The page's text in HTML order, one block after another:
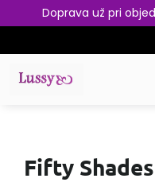
Doprava už pri
Fifty